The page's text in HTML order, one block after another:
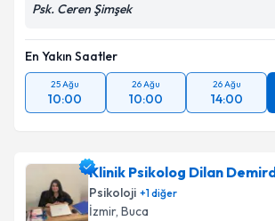
Psk. Ceren Şimşek
En Yakın Saatler
25 Ağu
10:00
26 Ağu
10:00
26 Ağu
14:00
Klinik Psikolog Dilan
Psikoloji +1diğer
İzmir, Buca